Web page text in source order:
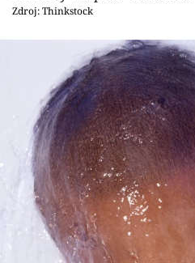
Zdroj: Thinkstock